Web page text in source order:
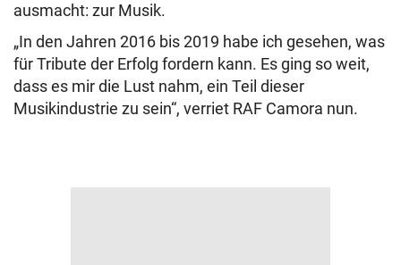
ausmacht: zur Musik.
„In den Jahren 2016 bis 2019 habe ich gesehen, was
für Tribute der Erfolg fordern kann. Es ging so weit,
dass es mir die Lust nahm, ein Teil dieser
Musikindustrie zu sein“, verriet RAF Camora nun.